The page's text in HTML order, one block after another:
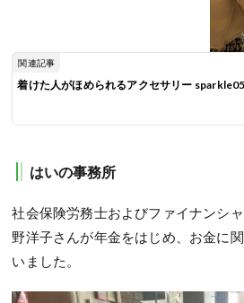
関連記事
着けた人がほめられるアクセサリー
はいの事務所
社会保険労務士およびファイナンシ
野洋子さんが年金をはじめ、お金に
いました。